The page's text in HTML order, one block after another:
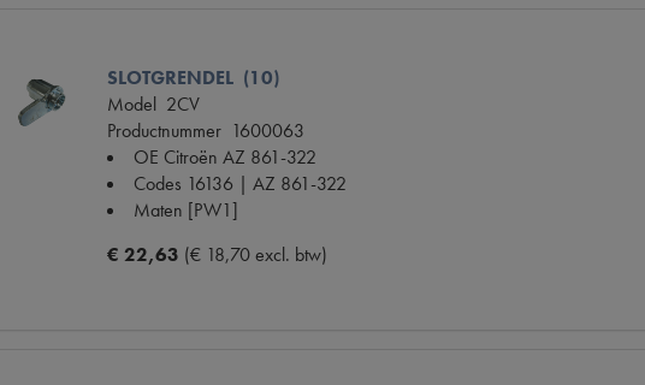
SLOTGRENDEL (10)
Model 2CV
Productnummer 1600063
OE Citroën AZ 861-322
Codes 16136 | AZ 861-322
Maten [PW1]
€ 22,63 (€ 18,70 excl. btw)